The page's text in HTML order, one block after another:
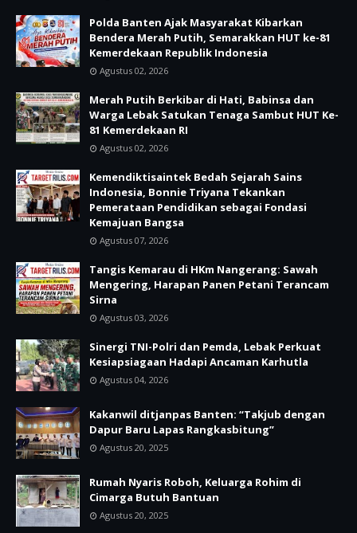
Polda Banten Ajak Masyarakat Kibarkan
Bendera Merah Putih, Semarakkan HUT ke-81
Kemerdekaan Republik Indonesia
Agustus 02, 2026
Merah Putih Berkibar di Hati, Babinsa dan
Warga Lebak Satukan Tenaga Sambut HUT Ke-
81 Kemerdekaan RI
Agustus 02, 2026
Kemendiktisaintek Bedah Sejarah Sains
Indonesia, Bonnie Triyana Tekankan
Pemerataan Pendidikan sebagai Fondasi
Kemajuan Bangsa
Agustus 07, 2026
Tangis Kemarau di HKm Nangerang: Sawah
Mengering, Harapan Panen Petani Terancam
Sirna
Agustus 03, 2026
Sinergi TNI-Polri dan Pemda, Lebak Perkuat
Kesiapsiagaan Hadapi Ancaman Karhutla
Agustus 04, 2026
Kakanwil ditjanpas Banten: “Takjub dengan
Dapur Baru Lapas Rangkasbitung”
Agustus 20, 2025
Rumah Nyaris Roboh, Keluarga Rohim di
Cimarga Butuh Bantuan
Agustus 20, 2025